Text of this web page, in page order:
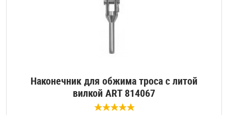
Наконечник для обжима троса с литой
вилкой ART 814067